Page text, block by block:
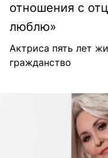
отношения с
люблю»
Актриса пять лет
гражданство